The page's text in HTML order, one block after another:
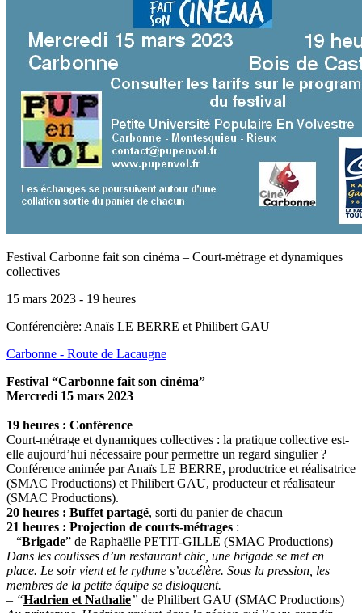
Festival Carbonne fait son cinéma – Court-métrage et dynamiques
collectives
15 mars 2023 - 19 heures
Conférencière: Anaïs LE BERRE et Philibert GAU
Carbonne - Route de Lacaugne
Festival “Carbonne fait son cinéma”
Mercredi 15 mars 2023
19 heures : Conférence
Court-métrage et dynamiques collectives : la pratique collective est-
elle aujourd’hui nécessaire pour permettre un regard singulier ?
Conférence animée par Anaïs LE BERRE, productrice et réalisatrice
(SMAC Productions) et Philibert GAU, producteur et réalisateur
(SMAC Productions).
20 heures : Buffet partagé, sorti du panier de chacun
21 heures : Projection de courts-métrages :
– “Brigade” de Raphaëlle PETIT-GILLE (SMAC Productions)
Dans les coulisses d’un restaurant chic, une brigade se met en
place. Le soir vient et le rythme s’accélère. Sous la pression, les
membres de la petite équipe se disloquent.
– “Hadrien et Nathalie” de Philibert GAU (SMAC Productions)